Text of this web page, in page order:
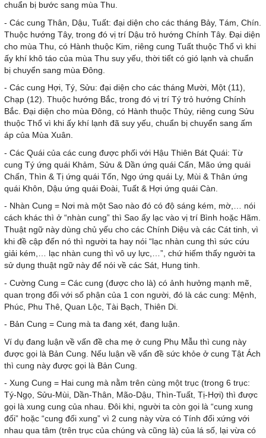
chuẩn bị bước sang mùa Thu.
- Các cung Thân, Dậu, Tuất: đại diện cho các tháng Bảy, Tám, Chín.
Thuộc hướng Tây, trong đó vị trí Dậu trỏ hướng Chính Tây. Đại diện
cho mùa Thu, có Hành thuộc Kim, riêng cung Tuất thuộc Thổ vì khi
ấy khí khô táo của mùa Thu suy yếu, thời tiết có gió lạnh và chuẩn
bị chuyển sang mùa Đông.
- Các cung Hợi, Tý, Sửu: đại diện cho các tháng Mười, Một (11),
Chạp (12). Thuộc hướng Bắc, trong đó vị trí Tý trỏ hướng Chính
Bắc. Đại diện cho mùa Đông, có Hành thuộc Thủy, riêng cung Sửu
thuộc Thổ vì khi ấy khí lạnh đã suy yếu, chuẩn bị chuyển sang ấm
áp của Mùa Xuân.
- Các Quái của các cung được phối với Hậu Thiên Bát Quái: Từ
cung Tý ứng quái Khảm, Sửu & Dần ứng quái Cấn, Mão ứng quái
Chấn, Thìn & Tị ứng quái Tốn, Ngọ ứng quái Ly, Mùi & Thân ứng
quái Khôn, Dậu ứng quái Đoài, Tuất & Hợi ứng quái Càn.
- Nhàn Cung = Nơi mà một Sao nào đó có độ sáng kém, mờ,… nói
cách khác thì ở “nhàn cung” thì Sao ấy lạc vào vị trí Bình hoặc Hãm.
Thuật ngữ này dùng chủ yếu cho các Chính Diệu và các Cát tinh, vì
khi đề cập đến nó thì người ta hay nói “lạc nhàn cung thì sức cứu
giải kém,… lạc nhàn cung thì vô uy lực,…”, chứ hiếm thấy người ta
sử dụng thuật ngữ này để nói về các Sát, Hung tinh.
- Cường Cung = Các cung (được cho là) có ảnh hưởng mạnh mẽ,
quan trọng đối với số phận của 1 con người, đó là các cung: Mệnh,
Phúc, Phu Thê, Quan Lộc, Tài Bạch, Thiên Di.
- Bản Cung = Cung mà ta đang xét, đang luận.
Ví dụ đang luận về vấn đề cha mẹ ở cung Phụ Mẫu thì cung này
được gọi là Bản Cung. Nếu luận về vấn đề sức khỏe ở cung Tật Ách
thì cung này được gọi là Bản Cung.
- Xung Cung = Hai cung mà nằm trên cùng một trục (trong 6 trục:
Tý-Ngọ, Sửu-Mùi, Dần-Thân, Mão-Dậu, Thìn-Tuất, Tị-Hợi) thì được
gọi là xung cung của nhau. Đôi khi, người ta còn gọi là “cung xung
đối” hoặc “cung đối xung” vì 2 cung này vừa có Tính đối xứng với
nhau qua tâm (trên trục của chúng và cũng là) của lá số, lại vừa có